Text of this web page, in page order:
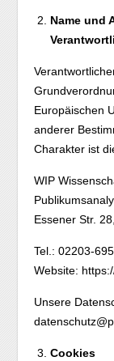
Name und
Europäischen
anderer
Charakter ist
WIP
Essener Str.
Tel.: 02203-
Website:
Unsere
Cookies